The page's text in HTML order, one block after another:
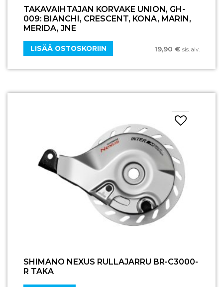
TAKAVAIHTAJAN KORVAKE UNION, GH-
009: BIANCHI, CRESCENT, KONA, MARIN,
MERIDA, JNE
19,90 € sis. alv.
LISÄÄ OSTOSKORIIN
SHIMANO NEXUS RULLAJARRU BR-C3000-
R TAKA